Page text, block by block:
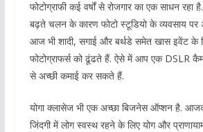
फोटोग्राफी कई वर्षों से रोजगार का एक साधन रहा
बढ़ते चलन के कारण फोटो स्टूडियो के व्यवसाय
आज भी शादी, सगाई और बर्थडे समेत खास इवेंट के
फोटोग्राफर्स को ढूंढते हैं. ऐसे में आप एक DSLR
से अच्छी कमाई कर सकते हैं.
योगा क्लासेज भी एक अच्छा बिजनेस ऑप्शन है.
जिंदगी में लोग स्वस्थ रहने के लिए योग और